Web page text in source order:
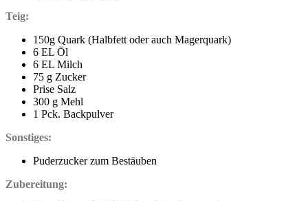
Teig:
150g Quark (Halbfett oder auch Magerquark)
6 EL Öl
6 EL Milch
75 g Zucker
Prise Salz
300 g Mehl
1 Pck. Backpulver
Sonstiges:
Puderzucker zum Bestäuben
Zubereitung: